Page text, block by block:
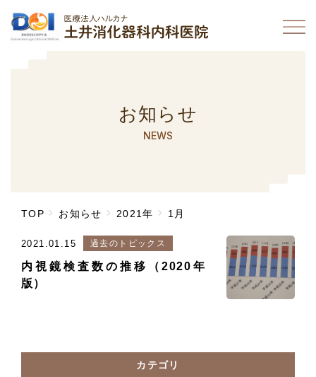
お知らせ
NEWS
TOP お知らせ 2021年 1月
2021.01.15 過去のトピックス
内視鏡検査数の推移（2020年
版）
カテゴリ